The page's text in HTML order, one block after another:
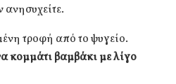
τροφή από το ψυγείο.
κομμάτι βαμβάκι με λίγο